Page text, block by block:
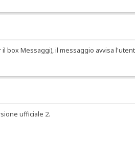
box Messaggi), il messaggio avvisa
ufficiale 2.